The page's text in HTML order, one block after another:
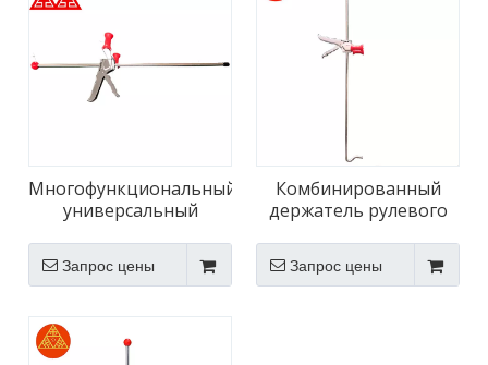
Многофункциональный
универсальный
тормоза автомобиля
Запрос цены
Комбинированный
держатель рулевого
Запрос цены